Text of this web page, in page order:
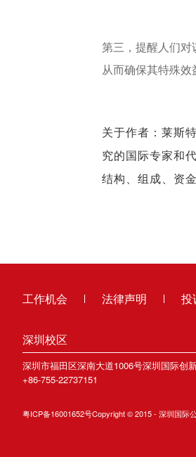
第三，提醒人们对
从而确保其特殊效
关于作者：莱斯
究的国际专家和
结构、组成、资
工作机会 法律声明 投
深圳校区
深圳市福田区深南大道1006号深圳国际创
+86-755-22737151
粤ICP备16001652号Copyright © 2015 - 深圳国际